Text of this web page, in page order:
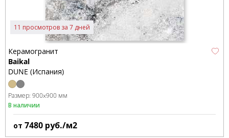
11 просмотров за 7 дней
Керамогранит
Baikal
DUNE (Испания)
Размер: 900x900 мм
В наличии
от 7480 руб./м2